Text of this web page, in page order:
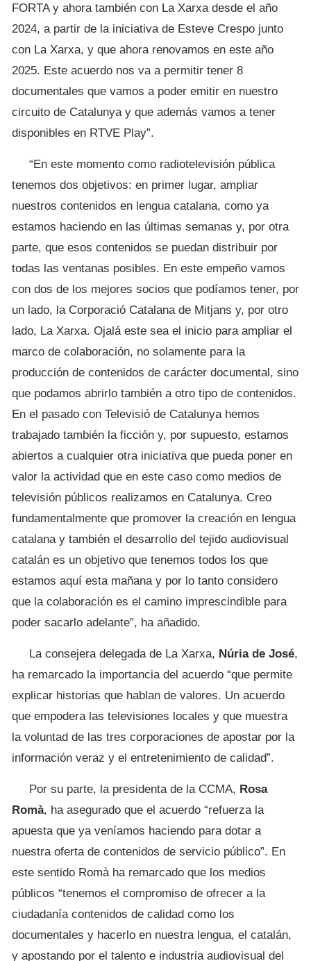
FORTA y ahora también con La Xarxa desde el año
2024, a partir de la iniciativa de Esteve Crespo junto
con La Xarxa, y que ahora renovamos en este año
2025. Este acuerdo nos va a permitir tener 8
documentales que vamos a poder emitir en nuestro
circuito de Catalunya y que además vamos a tener
disponibles en RTVE Play”.
“En este momento como radiotelevisión pública
tenemos dos objetivos: en primer lugar, ampliar
nuestros contenidos en lengua catalana, como ya
estamos haciendo en las últimas semanas y, por otra
parte, que esos contenidos se puedan distribuir por
todas las ventanas posibles. En este empeño vamos
con dos de los mejores socios que podíamos tener, por
un lado, la Corporació Catalana de Mitjans y, por otro
lado, La Xarxa. Ojalá este sea el inicio para ampliar el
marco de colaboración, no solamente para la
producción de contenidos de carácter documental, sino
que podamos abrirlo también a otro tipo de contenidos.
En el pasado con Televisió de Catalunya hemos
trabajado también la ficción y, por supuesto, estamos
abiertos a cualquier otra iniciativa que pueda poner en
valor la actividad que en este caso como medios de
televisión públicos realizamos en Catalunya. Creo
fundamentalmente que promover la creación en lengua
catalana y también el desarrollo del tejido audiovisual
catalán es un objetivo que tenemos todos los que
estamos aquí esta mañana y por lo tanto considero
que la colaboración es el camino imprescindible para
poder sacarlo adelante”, ha añadido.
La consejera delegada de La Xarxa, Núria de José,
ha remarcado la importancia del acuerdo “que permite
explicar historias que hablan de valores. Un acuerdo
que empodera las televisiones locales y que muestra
la voluntad de las tres corporaciones de apostar por la
información veraz y el entretenimiento de calidad”.
Por su parte, la presidenta de la CCMA, Rosa
Romà, ha asegurado que el acuerdo “refuerza la
apuesta que ya veníamos haciendo para dotar a
nuestra oferta de contenidos de servicio público”. En
este sentido Romà ha remarcado que los medios
públicos “tenemos el compromiso de ofrecer a la
ciudadanía contenidos de calidad como los
documentales y hacerlo en nuestra lengua, el catalán,
y apostando por el talento e industria audiovisual del